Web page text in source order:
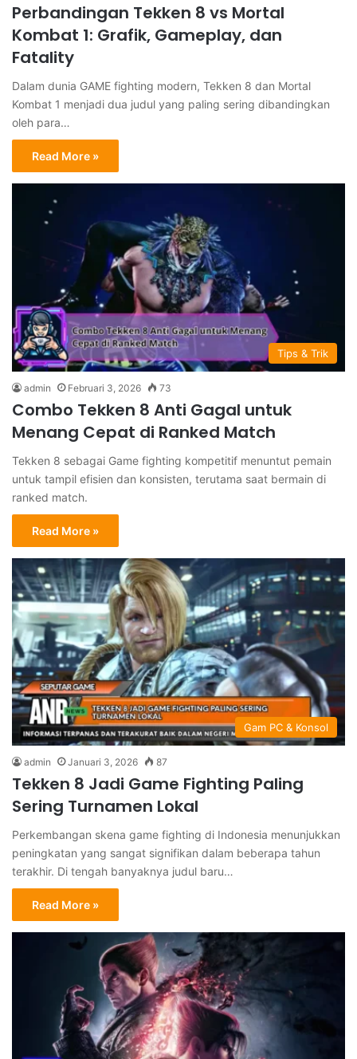
Perbandingan Tekken 8 vs Mortal
Kombat 1: Grafik, Gameplay, dan
Fatality
Dalam dunia GAME fighting modern, Tekken 8 dan Mortal
Kombat 1 menjadi dua judul yang paling sering dibandingkan
oleh para…
Read More »
Tips & Trik
admin Februari 3, 2026 73
Combo Tekken 8 Anti Gagal untuk
Menang Cepat di Ranked Match
Tekken 8 sebagai Game fighting kompetitif menuntut pemain
untuk tampil efisien dan konsisten, terutama saat bermain di
ranked match.
Read More »
Gam PC & Konsol
admin Januari 3, 2026 87
Tekken 8 Jadi Game Fighting Paling
Sering Turnamen Lokal
Perkembangan skena game fighting di Indonesia menunjukkan
peningkatan yang sangat signifikan dalam beberapa tahun
terakhir. Di tengah banyaknya judul baru…
Read More »